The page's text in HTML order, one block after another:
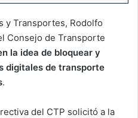
y Transportes, Rodolfo
Consejo de Transporte
la idea de bloquear y
digitales de transporte
.
del CTP solicitó a la